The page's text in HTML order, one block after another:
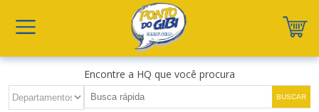
Encontre a HQ que você procura